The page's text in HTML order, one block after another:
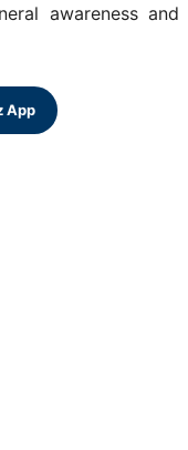
awareness and
App